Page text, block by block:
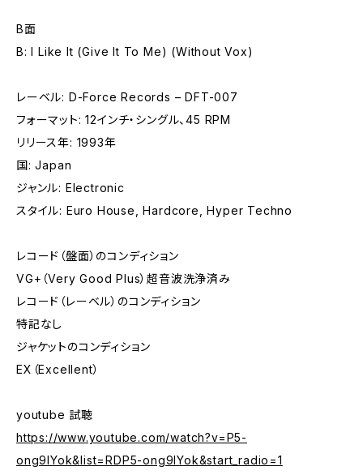
B面
B: I Like It (Give It To Me) (Without Vox)
レーベル: D-Force Records – DFT-007
フォーマット: 12インチ・シングル、45 RPM
リリース年: 1993年
国: Japan
ジャンル: Electronic
スタイル: Euro House, Hardcore, Hyper Techno
レコード（盤面）のコンディション
VG+（Very Good Plus）超音波洗浄済み
レコード（レーベル）のコンディション
特記なし
ジャケットのコンディション
EX（Excellent）
youtube 試聴
https://www.youtube.com/watch?v=P5-
ong9lYok&list=RDP5-ong9lYok&start_radio=1